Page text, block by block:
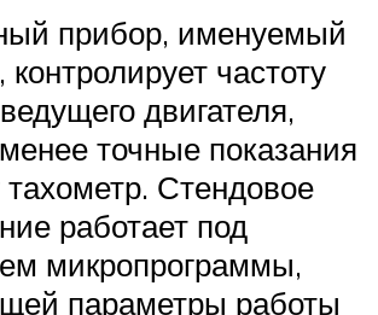
прибор, именуемый
частоту
двигателя,
точные показания
Стендовое
работает под
микропрограммы,
параметры работы